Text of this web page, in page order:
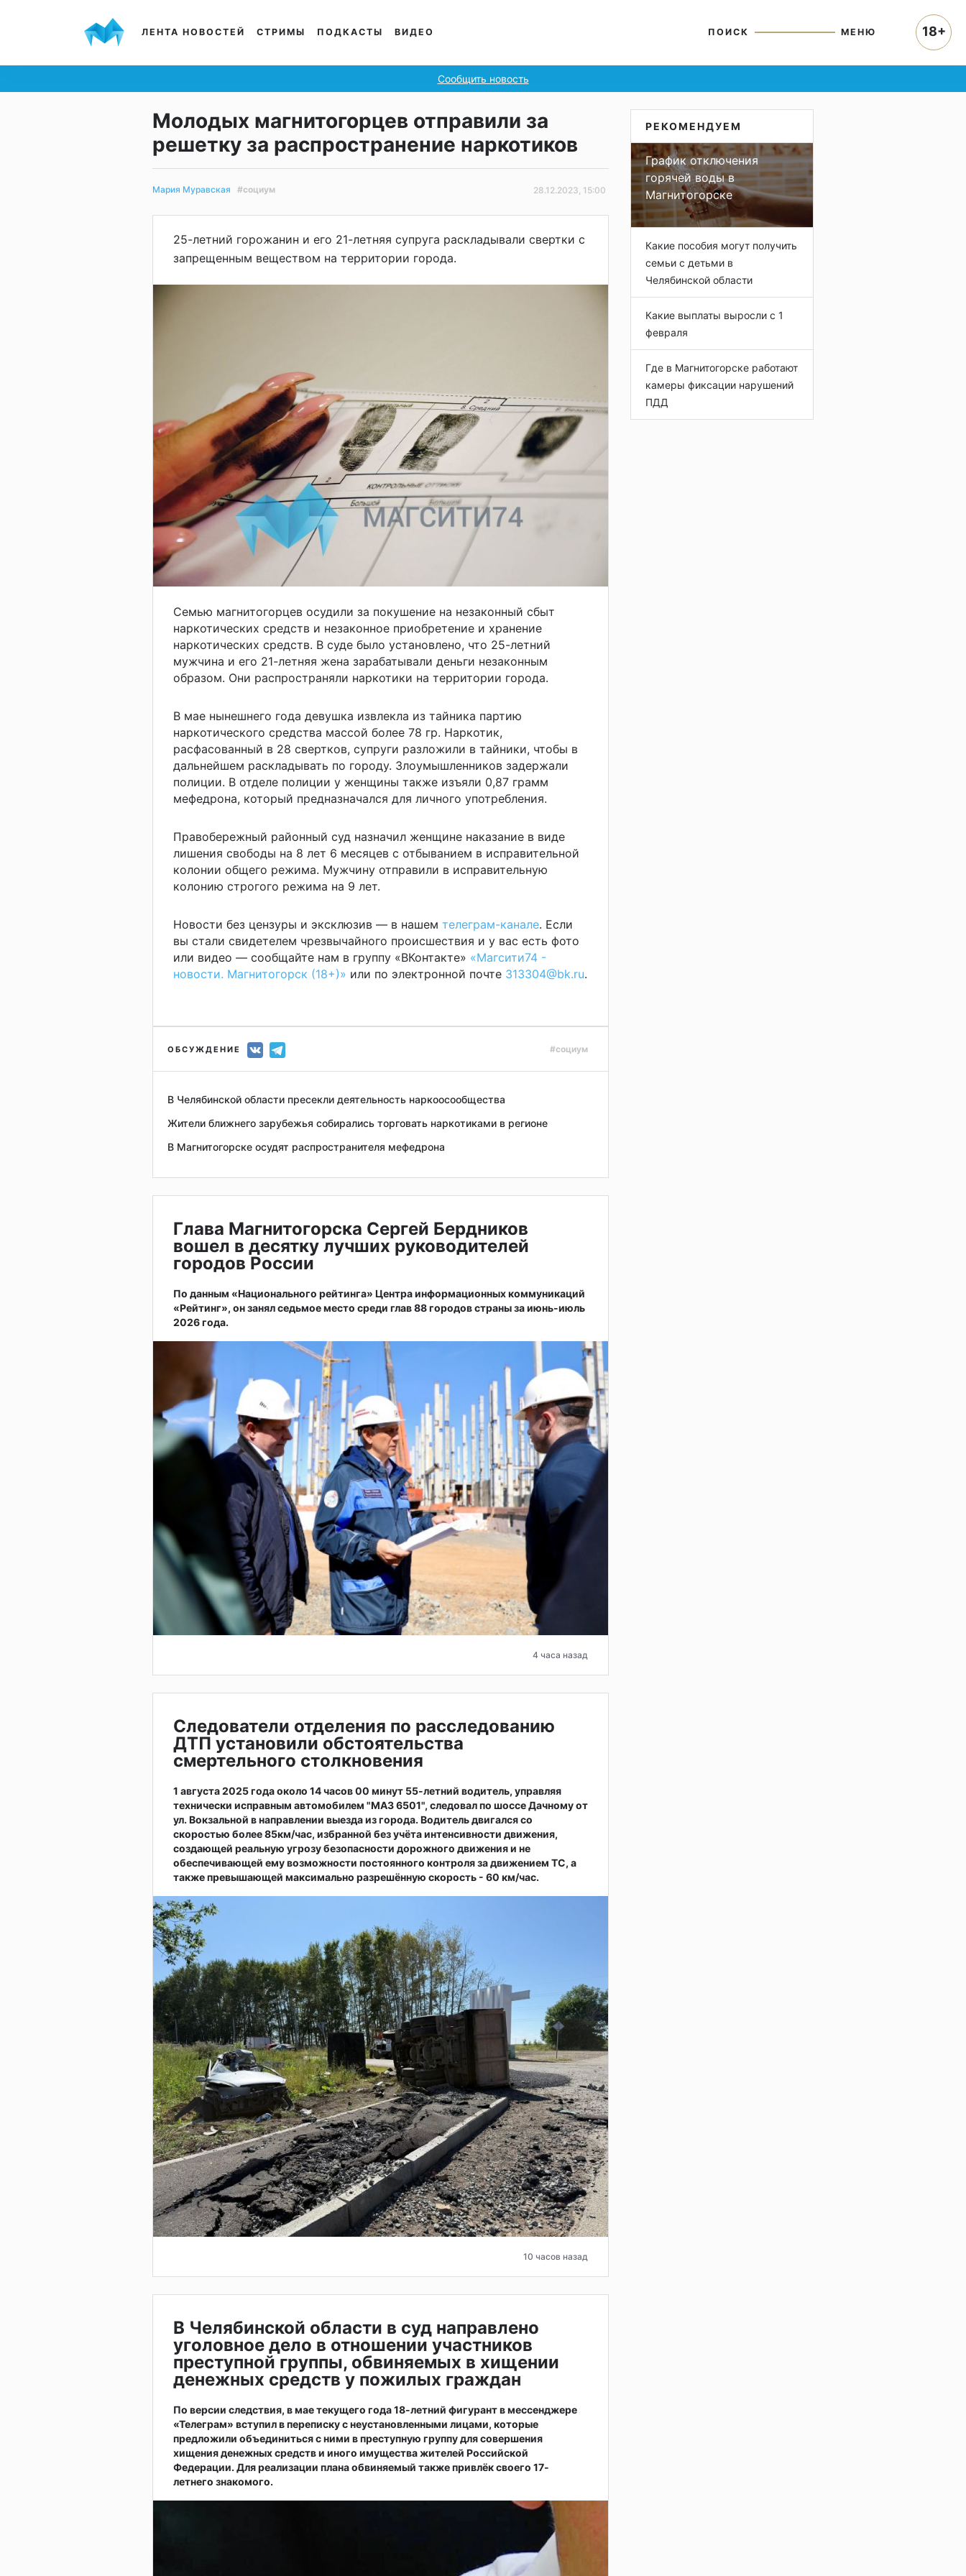
ЛЕНТА НОВОСТЕЙ СТРИМЫ ПОДКАСТЫ ВИДЕО ПОИСК МЕНЮ
Сообщить новость
Молодых магнитогорцев отправили за
решетку за распространение наркотиков
Мария Муравская #социум 28.12.2023, 15:00
25-летний горожанин и его 21-летняя супруга раскладывали свертки с
запрещенным веществом на территории города.
Семью магнитогорцев осудили за покушение на незаконный сбыт
наркотических средств и незаконное приобретение и хранение
наркотических средств. В суде было установлено, что 25-летний
мужчина и его 21-летняя жена зарабатывали деньги незаконным
образом. Они распространяли наркотики на территории города.
В мае нынешнего года девушка извлекла из тайника партию
наркотического средства массой более 78 гр. Наркотик,
расфасованный в 28 свертков, супруги разложили в тайники, чтобы в
дальнейшем раскладывать по городу. Злоумышленников задержали
полиции. В отделе полиции у женщины также изъяли 0,87 грамм
мефедрона, который предназначался для личного употребления.
Правобережный районный суд назначил женщине наказание в виде
лишения свободы на 8 лет 6 месяцев с отбыванием в исправительной
колонии общего режима. Мужчину отправили в исправительную
колонию строгого режима на 9 лет.
Новости без цензуры и эксклюзив — в нашем телеграм-канале. Если
вы стали свидетелем чрезвычайного происшествия и у вас есть фото
или видео — сообщайте нам в группу «ВКонтакте» «Магсити74 -
новости. Магнитогорск (18+)» или по электронной почте 313304@bk.ru.
ОБСУЖДЕНИЕ #социум
В Челябинской области пресекли деятельность наркоосообщества
Жители ближнего зарубежья собирались торговать наркотиками в регионе
В Магнитогорске осудят распространителя мефедрона
Глава Магнитогорска Сергей Бердников
вошел в десятку лучших руководителей
городов России
По данным «Национального рейтинга» Центра информационных коммуникаций
«Рейтинг», он занял седьмое место среди глав 88 городов страны за июнь-июль
2026 года.
4 часа назад
Следователи отделения по расследованию
ДТП установили обстоятельства
смертельного столкновения
1 августа 2025 года около 14 часов 00 минут 55-летний водитель, управляя
технически исправным автомобилем "МАЗ 6501", следовал по шоссе Дачному от
ул. Вокзальной в направлении выезда из города. Водитель двигался со
скоростью более 85км/час, избранной без учёта интенсивности движения,
создающей реальную угрозу безопасности дорожного движения и не
обеспечивающей ему возможности постоянного контроля за движением ТС, а
также превышающей максимально разрешённую скорость - 60 км/час.
10 часов назад
В Челябинской области в суд направлено
уголовное дело в отношении участников
преступной группы, обвиняемых в хищении
денежных средств у пожилых граждан
По версии следствия, в мае текущего года 18-летний фигурант в мессенджере
«Телеграм» вступил в переписку с неустановленными лицами, которые
предложили объединиться с ними в преступную группу для совершения
хищения денежных средств и иного имущества жителей Российской
Федерации. Для реализации плана обвиняемый также привлёк своего 17-
летнего знакомого.
РЕКОМЕНДУЕМ
График отключения
горячей воды в
Магнитогорске
Какие пособия могут получить
семьи с детьми в
Челябинской области
Какие выплаты выросли с 1
февраля
Где в Магнитогорске работают
камеры фиксации нарушений
ПДД
18+